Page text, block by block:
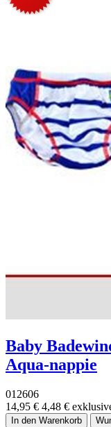
Baby
Aqua-nappie
012606
14,95 € 4,48 €